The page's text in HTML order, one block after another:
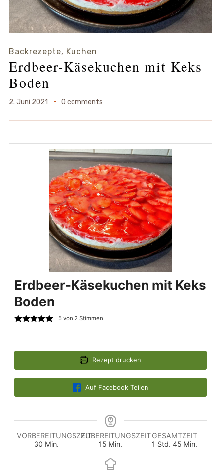
Backrezepte, Kuchen
Erdbeer-Käsekuchen mit Keks
Boden
2. Juni 2021 0 comments
Erdbeer-Käsekuchen mit Keks
Boden
5 von 2 Stimmen
Rezept drucken
Auf Facebook Teilen
VORBEREITUNGSZEIT
30Minuten
Min.
ZUBEREITUNGSZEIT
15 Minuten
Min.
GESAMTZEIT
1 Stunde
Std. 45 Minuten
Min.